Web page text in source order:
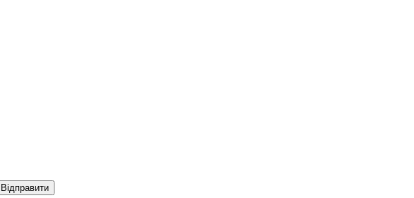
Відправити